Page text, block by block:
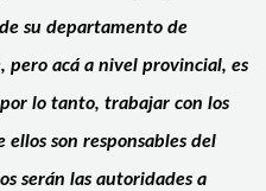
su departamento de
pero acá a nivel provincial, es
lo tanto, trabajar con los
son responsables del
serán las autoridades a